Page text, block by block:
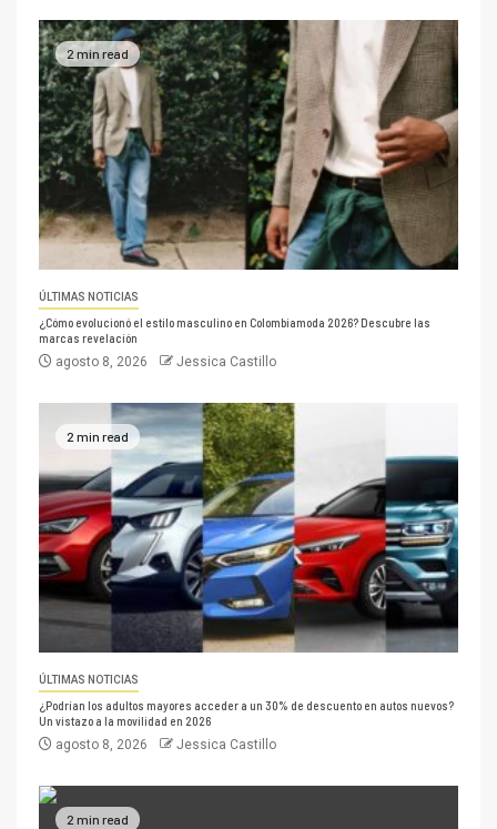
2 min read
ÚLTIMAS NOTICIAS
¿Cómo evolucionó el estilo masculino en Colombiamoda 2026? Descubre las
marcas revelación
agosto 8, 2026 Jessica Castillo
2 min read
ÚLTIMAS NOTICIAS
¿Podrían los adultos mayores acceder a un 30% de descuento en autos nuevos?
Un vistazo a la movilidad en 2026
agosto 8, 2026 Jessica Castillo
2 min read